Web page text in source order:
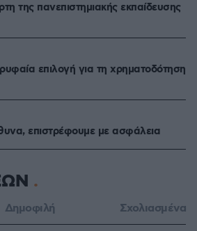
της πανεπιστημιακής εκπαίδευσης
επιλογή για τη χρηματοδότηση
επιστρέφουμε με ασφάλεια
Δημοφιλή Σχολιασμένα